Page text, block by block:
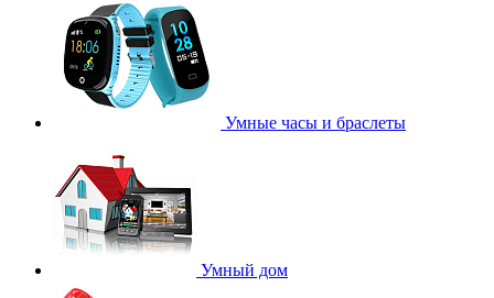
Умные часы и браслеты
Умный дом